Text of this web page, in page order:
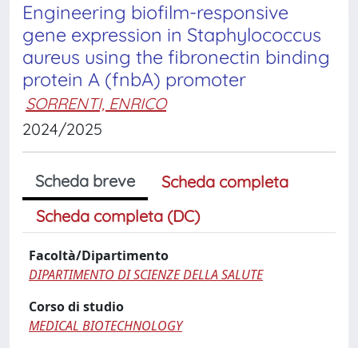
Engineering biofilm-responsive
gene expression in Staphylococcus
aureus using the fibronectin binding
protein A (fnbA) promoter
SORRENTI, ENRICO
2024/2025
Scheda breve
Scheda completa
Scheda completa (DC)
Facoltà/Dipartimento
DIPARTIMENTO DI SCIENZE DELLA SALUTE
Corso di studio
MEDICAL BIOTECHNOLOGY